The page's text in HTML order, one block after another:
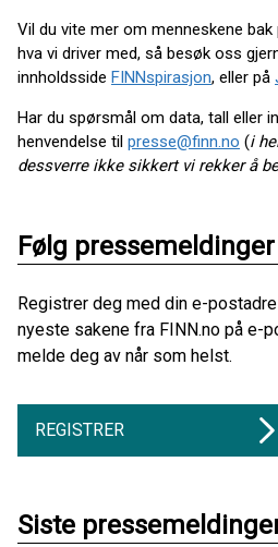
Vil du vite mer om menneskene
hva vi driver med, så besøk oss
innholdsside FINNspirasjon, eller på
Har du spørsmål om data, tall eller
henvendelse til presse@finn.no (i
dessverre ikke sikkert vi rekker å
Følg
Registrer deg med din e-
nyeste sakene fra FINN.no på e-
melde deg av når som helst.
REGISTRER
Siste